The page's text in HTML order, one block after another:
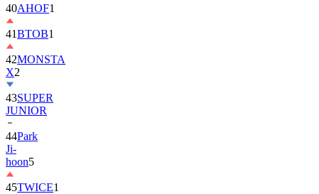
41BTOB1
42MONSTA
X
43SUPER
JUNIOR
44Park
Ji-
hoon5
45TWICE
46KickFlip